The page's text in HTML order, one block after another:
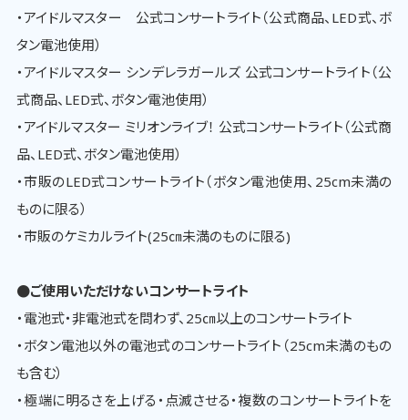
・アイドルマスター 公式コンサートライト（公式商品、LED式、ボ
タン電池使用）
・アイドルマスター シンデレラガールズ 公式コンサートライト（公
式商品、LED式、ボタン電池使用）
・アイドルマスター ミリオンライブ！ 公式コンサートライト（公式商
品、LED式、ボタン電池使用）
・市販のLED式コンサートライト（ボタン電池使用、25cm未満の
ものに限る）
・市販のケミカルライト(25㎝未満のものに限る)
●ご使用いただけないコンサートライト
・電池式・非電池式を問わず、25㎝以上のコンサートライト
・ボタン電池以外の電池式のコンサートライト（25cm未満のもの
も含む）
・極端に明るさを上げる・点滅させる・複数のコンサートライトを